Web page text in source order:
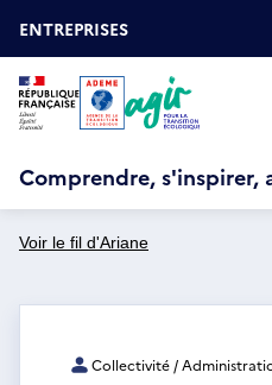
auOUVRIR
LE
MENU
ESPACE
ENTREPRISES
Comprendre, s'inspirer,
Voir le fil d'Ariane
Collectivité /